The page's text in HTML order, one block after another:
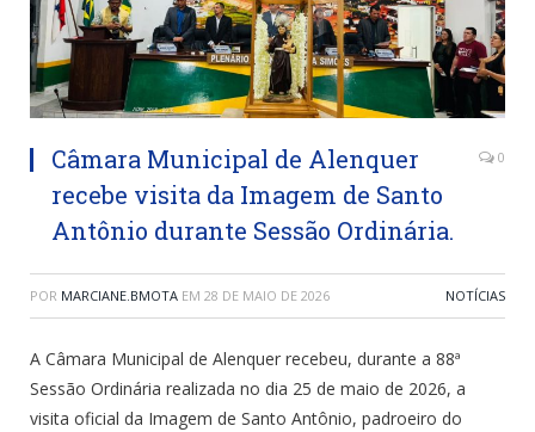
Câmara Municipal de Alenquer
recebe visita da Imagem de Santo
Antônio durante Sessão Ordinária.
0
POR MARCIANE.BMOTA EM 28 DE MAIO DE 2026 NOTÍCIAS
A Câmara Municipal de Alenquer recebeu, durante a 88ª
Sessão Ordinária realizada no dia 25 de maio de 2026, a
visita oficial da Imagem de Santo Antônio, padroeiro do